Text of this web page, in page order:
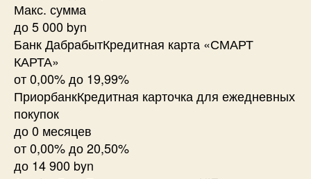
Макс. сумма
до 5 000 byn
Банк ДабрабытКредитная карта «СМАРТ
КАРТА»
от 0,00% до 19,99%
ПриорбанкКредитная карточка для ежедневных
покупок
до 0 месяцев
от 0,00% до 20,50%
до 14 900 byn